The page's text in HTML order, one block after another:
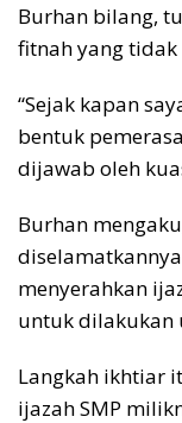
Burhan bilang,
fitnah yang
“Sejak kapan
bentuk
dijawab oleh
Burhan
menyerahkan
untuk dilakukan
Langkah ikhtiar
ijazah SMP